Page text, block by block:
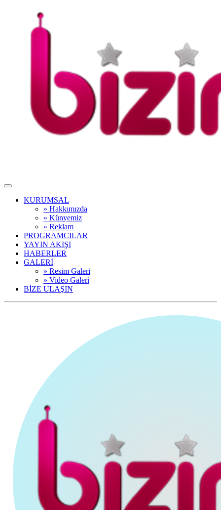
KURUMSAL
» Hakkımızda
» Künyemiz
» Reklam
PROGRAMCILAR
YAYIN AKIŞI
HABERLER
GALERİ
» Resim Galeri
» Video Galeri
BİZE ULAŞIN